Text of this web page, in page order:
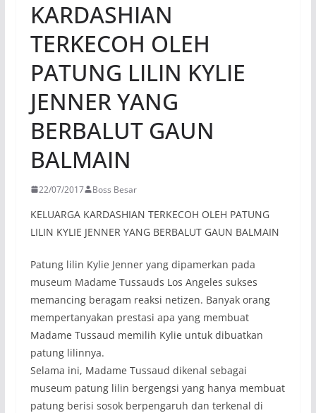
KARDASHIAN
TERKECOH OLEH
PATUNG LILIN KYLIE
JENNER YANG
BERBALUT GAUN
BALMAIN
22/07/2017 Boss Besar
KELUARGA KARDASHIAN TERKECOH OLEH PATUNG
LILIN KYLIE JENNER YANG BERBALUT GAUN BALMAIN
Patung lilin Kylie Jenner yang dipamerkan pada
museum Madame Tussauds Los Angeles sukses
memancing beragam reaksi netizen. Banyak orang
mempertanyakan prestasi apa yang membuat
Madame Tussaud memilih Kylie untuk dibuatkan
patung lilinnya.
Selama ini, Madame Tussaud dikenal sebagai
museum patung lilin bergengsi yang hanya membuat
patung berisi sosok berpengaruh dan terkenal di